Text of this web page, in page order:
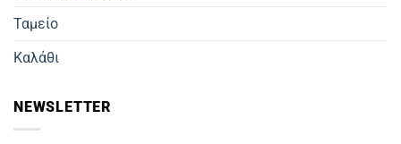
Ταμείο
Καλάθι
NEWSLETTER